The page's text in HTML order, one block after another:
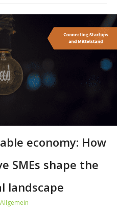
economy: How
SMEs shape the
landscape
Allgemein